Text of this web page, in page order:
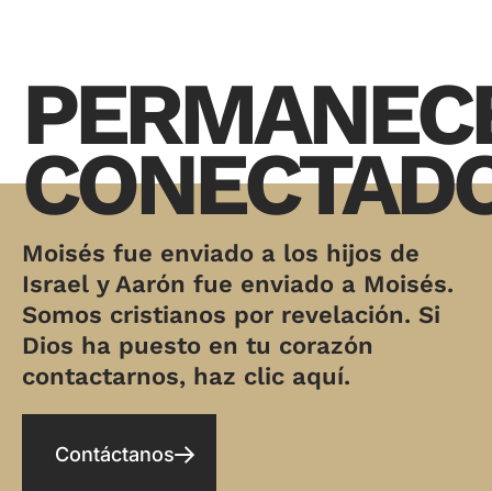
Moisés fue enviado a los hijos de
Israel y Aarón fue enviado a Moisés.
Somos cristianos por revelación. Si
Dios ha puesto en tu corazón
contactarnos, haz clic aquí.
Contáctanos